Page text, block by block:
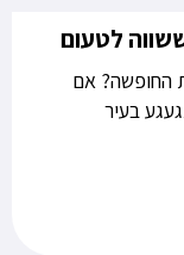
לטעום
החופשה? אם
בעיר